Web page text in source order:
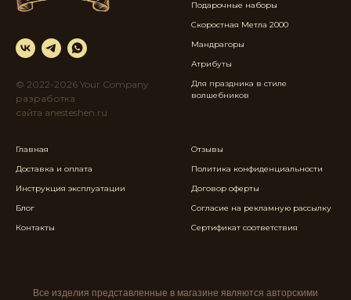
© 2022-2026 Your Company
разработка
сайта anesteshen.ru
Подарочные наборы
Скоростная Метла 2000
Мандрагоры
Атрибуты
Для праздника в стиле
волшебников
Главная
Доставка и оплата
Инструкция эксплуатации
Блог
Контакты
Отзывы
Политика конфиденциальности
Договор оферты
Согласие на рекламную рассылку
Сертификат соответствия
Все изделия представленные в магазине являются авторскими